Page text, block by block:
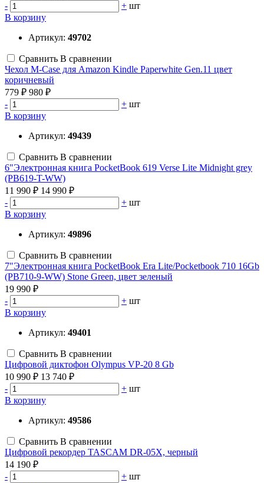
-
+ шт
В корзину
Артикул: 49702
Сравнить В сравнении
Чехол M-Case для Amazon Kindle Paperwhite Gen.11 цвет
коричневый
779 ₽ 980 ₽
-
+ шт
В корзину
Артикул: 49439
Сравнить В сравнении
6"Электронная книга PocketBook 619 Verse Lite Midnight grey
(PB619-T-WW)
11 990 ₽ 14 990 ₽
-
+ шт
В корзину
Артикул: 49896
Сравнить В сравнении
7"Электронная книга PocketBook Era Lite/Pocketbook 710 16Gb
(PB710-9-WW) Stone Green, цвет зеленый
19 990 ₽
-
+ шт
В корзину
Артикул: 49401
Сравнить В сравнении
Цифровой диктофон Olympus VP-20 8 Gb
10 990 ₽ 13 740 ₽
-
+ шт
В корзину
Артикул: 49586
Сравнить В сравнении
Цифровой рекордер TASCAM DR-05X, черный
14 190 ₽
-
+ шт